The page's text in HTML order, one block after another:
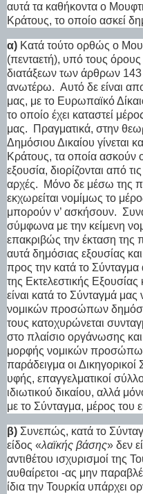
αυτά τα καθήκοντα ο
Κράτους, το οποίο ασκεί
α) Κατά τούτο ορθώς ο
(πενταετή), υπό τους
διατάξεων των άρθρων
ανωτέρω. Αυτό δε είναι
μας, με το Ευρωπαϊκό
το οποίο έχει καταστεί
μας.
Πραγματικά, στην
Δημόσιου Δικαίου γίνεται
Κράτους, τα οποία ασκούν
εξουσία, διορίζονται από
αρχές.
Μόνο δε μέσω της
εκχωρείται νομίμως το
μπορούν ν’ ασκήσουν.
σύμφωνα με την κείμενη
επακριβώς την έκταση
αυτά δημόσιας εξουσίας
προς την κατά το Σύνταγμα
της Εκτελεστικής Εξουσίας
είναι κατά το Σύνταγμά μας
νομικών προσώπων
τους κατοχυρώνεται
στο πλαίσιο οργάνωσης
μορφής νομικών
παράδειγμα οι Δικηγορικοί
υφής, επαγγελματικοί
ιδιωτικού δικαίου, αλλά
με το Σύνταγμα, μέρος του
β) Συνεπώς, κατά το
είδος «λαϊκής βάσης» δεν
αντιθέτου ισχυρισμοί της
αυθαίρετοι -ας μην
ίδια την Τουρκία υπάρχει